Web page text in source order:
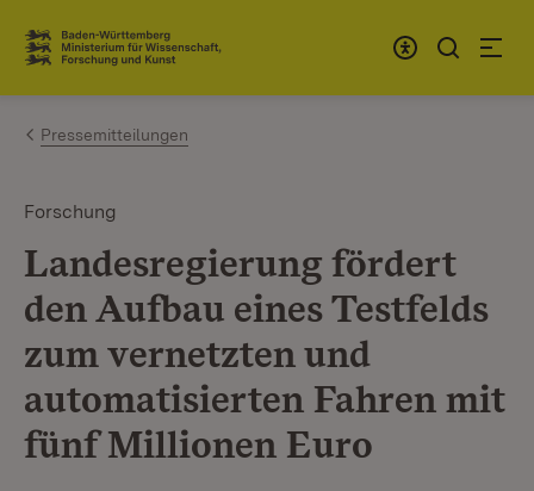
Zum Inhalt springen
Link zur Startseite
Pressemitteilungen
Forschung
Landesregierung fördert
den Aufbau eines Testfelds
zum vernetzten und
automatisierten Fahren mit
fünf Millionen Euro